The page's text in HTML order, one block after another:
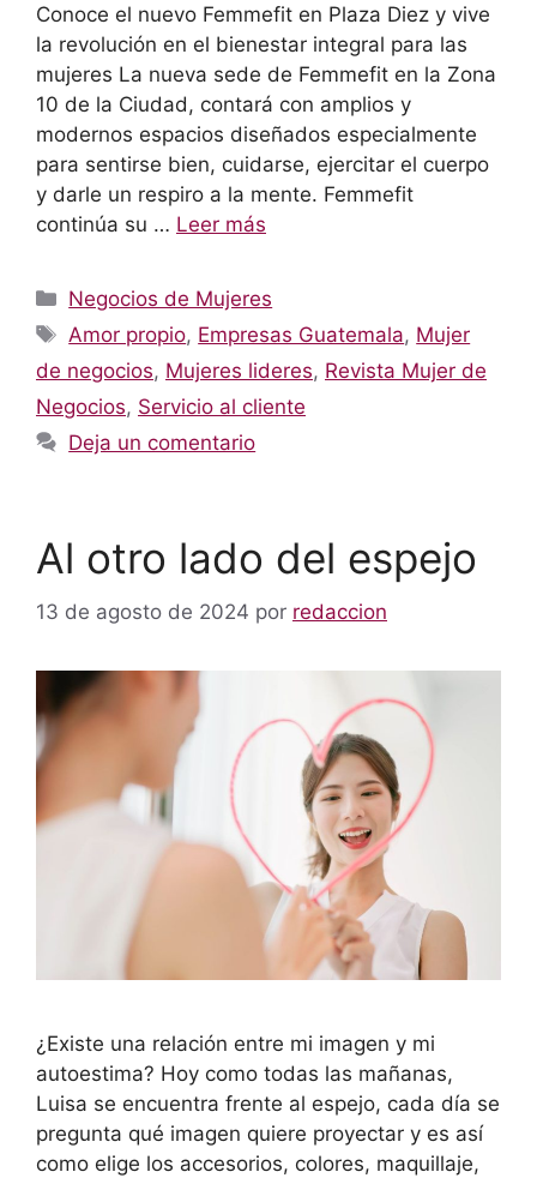
Conoce el nuevo Femmefit en Plaza Diez y vive
la revolución en el bienestar integral para las
mujeres La nueva sede de Femmefit en la Zona
10 de la Ciudad, contará con amplios y
modernos espacios diseñados especialmente
para sentirse bien, cuidarse, ejercitar el cuerpo
y darle un respiro a la mente. Femmefit
continúa su … Leer más
Categorías
Negocios de Mujeres
Etiquetas
Amor propio, Empresas Guatemala, Mujer
de negocios, Mujeres lideres, Revista Mujer de
Negocios, Servicio al cliente
Deja un comentario
Al otro lado del espejo
13 de agosto de 2024 por redaccion
¿Existe una relación entre mi imagen y mi
autoestima? Hoy como todas las mañanas,
Luisa se encuentra frente al espejo, cada día se
pregunta qué imagen quiere proyectar y es así
como elige los accesorios, colores, maquillaje,